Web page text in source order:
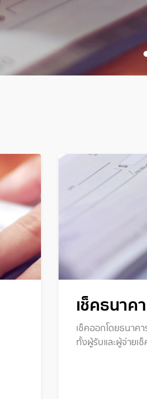
เช็คธนาค
เช็คออกโดยธนาค
ทั้งผู้รับและผู้จ่ายเช็